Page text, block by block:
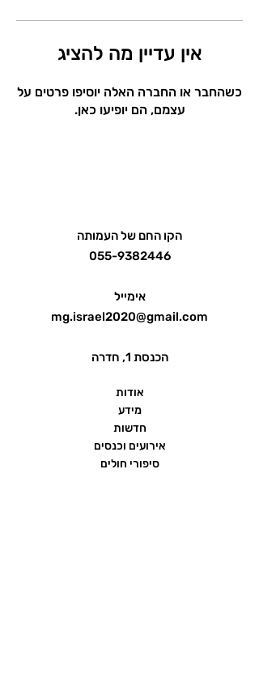
אין עדיין מה להציג
כשהחבר או החברה האלה יוסיפו פרטים על
עצמם, הם יופיעו כאן.
הקו החם של העמותה
055-9382446
אימייל
mg.israel2020@gmail.com
הכנסת 1, חדרה
אודות
מידע
חדשות
אירועים וכנסים
סיפורי חולים